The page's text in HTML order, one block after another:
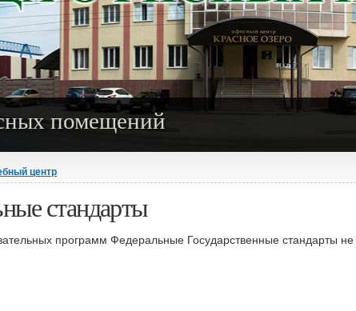
помещений
центр
стандарты
программ Федеральные Государственные стандарты не